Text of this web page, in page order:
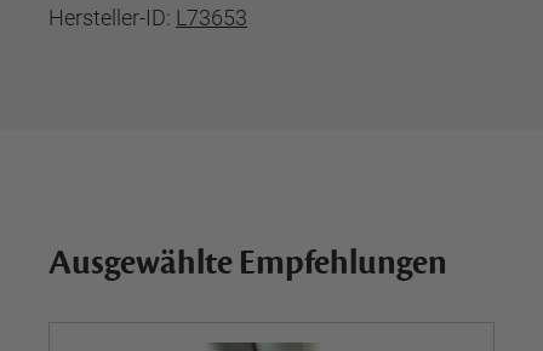
Hersteller-ID: L73653
Ausgewählte Empfehlungen